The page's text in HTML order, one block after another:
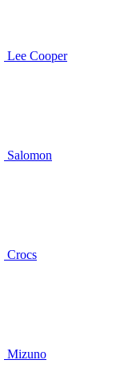
Lee Cooper
Salomon
Crocs
Mizuno